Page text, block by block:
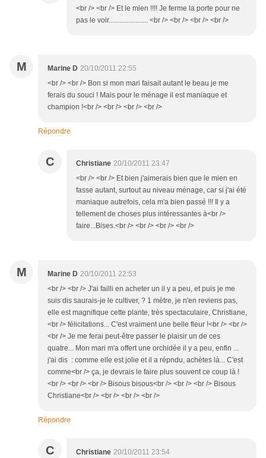
<br /> <br /> Et le mien !!!! Je ferme la porte pour ne
pas le voir...................... <br /> <br /> <br /> <br />
M Marine D 20/10/2011 22:55
<br /> <br /> Bon si mon mari faisait autant le beau je me
ferais du souci ! Mais pour le ménage il est maniaque et
champion !<br /> <br /> <br /> <br />
Répondre
C Christiane 20/10/2011 23:47
<br /> <br /> Et bien j'aimerais bien que le mien en
fasse autant, surtout au niveau ménage, car si j'ai été
maniaque autrefois, cela m'a bien passé !!! Il y a
tellement de choses plus intéressantes à<br />
faire...Bises.<br /> <br /> <br /> <br />
M Marine D 20/10/2011 22:53
<br /> <br /> J'ai failli en acheter un il y a peu, et puis je me
suis dis saurais-je le cultiver, ? 1 mètre, je n'en reviens pas,
elle est magnifique cette plante, très spectaculaire, Christiane,
<br /> félicitations... C'est vraiment une belle fleur !<br /> <br />
<br /> Je me ferai peut-être passer le plaisir un de ces
quatre... Mon mari m'a offert une orchidée il y a peu, enfin ...
j'ai dis : comme elle est jolie et il a répndu, achètes là... C'est
comme<br /> ça, je devrais le faire plus souvent ce coup là !
<br /> <br /> <br /> Bisous bisous<br /> <br /> <br /> Bisous
Christiane<br /> <br /> <br /> <br />
Répondre
C Christiane 20/10/2011 23:54